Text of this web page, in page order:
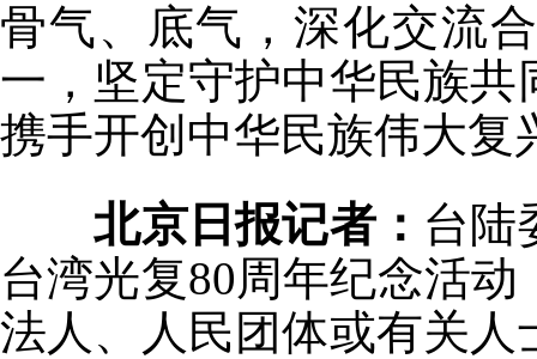
骨气、底气，深化交流
一，坚定守护中华民族
携手开创中华民族伟大复
北京日报记者： 台陆
台湾光复80周年纪念活
法人、人民团体或有关